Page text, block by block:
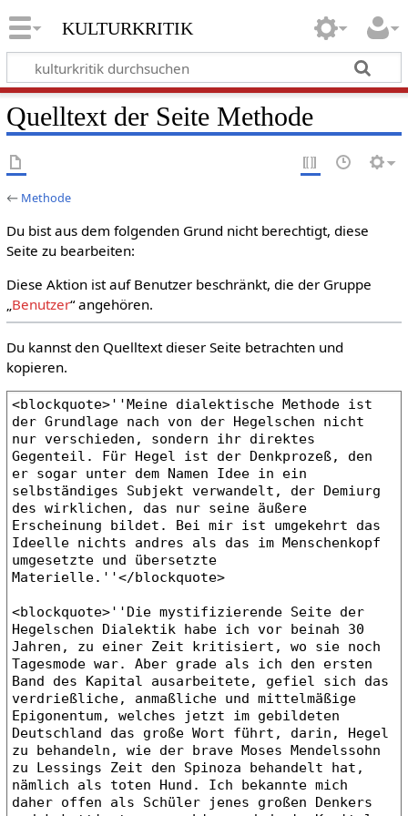
kulturkritik
Quelltext der Seite Methode
← Methode
Du bist aus dem folgenden Grund nicht berechtigt, diese
Seite zu bearbeiten:
Diese Aktion ist auf Benutzer beschränkt, die der Gruppe
„Benutzer“ angehören.
Du kannst den Quelltext dieser Seite betrachten und
kopieren.